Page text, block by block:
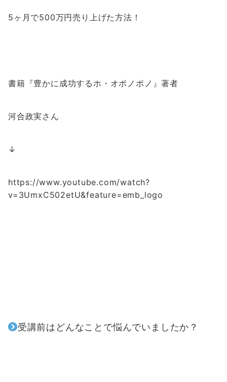
5ヶ月で500万円売り上げた方法！
書籍『豊かに成功するホ・オポノポノ』著者
河合政実さん
↓
https://www.youtube.com/watch?
v=3UmxC502etU&feature=emb_logo
受講前はどんなことで悩んでいましたか？